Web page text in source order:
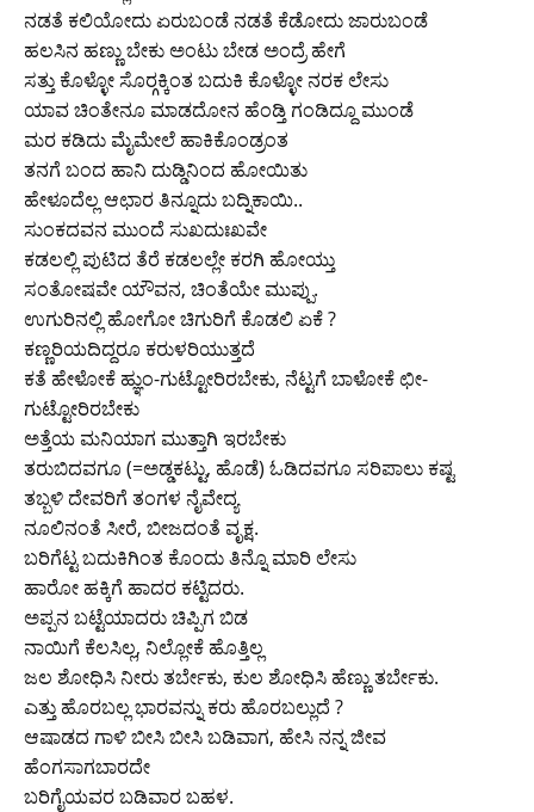
ನಡತೆ ಕಲಿಯೋದು ಏರುಬಂಡೆ ನಡತೆ ಕೆಡೋದು ಜಾರುಬಂಡೆ
ಹಲಸಿನ ಹಣ್ಣು ಬೇಕು ಅಂಟು ಬೇಡ ಅಂದ್ರೆ ಹೇಗೆ
ಸತ್ತು ಕೊಳ್ಳೋ ಸೊರ್‍ಗಕ್ಕಿಂತ ಬದುಕಿ ಕೊಳ್ಳೋ ನರಕ ಲೇಸು
ಯಾವ ಚಿಂತೇನೂ ಮಾಡದೋನ ಹೆಂಡ್ತಿ ಗಂಡಿದ್ದೂ ಮುಂಡೆ
ಮರ ಕಡಿದು ಮೈಮೇಲೆ ಹಾಕಿಕೊಂಡ್ರಂತ
ತನಗೆ ಬಂದ ಹಾನಿ ದುಡ್ಡಿನಿಂದ ಹೋಯಿತು
ಹೇಳೂದೆಲ್ಲ ಆಛಾರ ತಿನ್ನೂದು ಬದ್ನಿಕಾಯಿ..
ಸುಂಕದವನ ಮುಂದೆ ಸುಖದುಃಖವೇ
ಕಡಲಲ್ಲಿ ಪುಟಿದ ತೆರೆ ಕಡಲಲ್ಲೇ ಕರಗಿ ಹೋಯ್ತು
ಸಂತೋಷವೇ ಯೌವನ, ಚಿಂತೆಯೇ ಮುಪ್ಪು.
ಉಗುರಿನಲ್ಲಿ ಹೋಗೋ ಚಿಗುರಿಗೆ ಕೊಡಲಿ ಏಕೆ ?
ಕಣ್ಣರಿಯದಿದ್ದರೂ ಕರುಳರಿಯುತ್ತದೆ
ಕತೆ ಹೇಳೋಕೆ ಹ್ಞುಂ-ಗುಟ್ಟೋರಿರಬೇಕು, ನೆಟ್ಟಗೆ ಬಾಳೋಕೆ ಛೀ-
ಗುಟ್ಟೋರಿರಬೇಕು
ಅತ್ತೆಯ ಮನಿಯಾಗ ಮುತ್ತಾಗಿ ಇರಬೇಕು
ತರುಬಿದವಗೂ (=ಅಡ್ಡಕಟ್ಟು, ಹೊಡೆ) ಓಡಿದವಗೂ ಸರಿಪಾಲು ಕಷ್ಟ
ತಬ್ಬಳಿ ದೇವರಿಗೆ ತಂಗಳ ನೈವೇದ್ಯ
ನೂಲಿನಂತೆ ಸೀರೆ, ಬೀಜದಂತೆ ವೃಕ್ಷ.
ಬರಿಗೆಟ್ಟ ಬದುಕಿಗಿಂತ ಕೊಂದು ತಿನ್ನೊ ಮಾರಿ ಲೇಸು
ಹಾರೋ ಹಕ್ಕಿಗೆ ಹಾದರ ಕಟ್ಟಿದರು.
ಅಪ್ಪನ ಬಟ್ಟೆಯಾದರು ಚಿಪ್ಪಿಗ ಬಿಡ
ನಾಯಿಗೆ ಕೆಲಸಿಲ್ಲ, ನಿಲ್ಲೋಕೆ ಹೊತ್ತಿಲ್ಲ
ಜಲ ಶೋಧಿಸಿ ನೀರು ತರ್ಬೇಕು, ಕುಲ ಶೋಧಿಸಿ ಹೆಣ್ಣು ತರ್ಬೇಕು.
ಎತ್ತು ಹೊರಬಲ್ಲ ಭಾರವನ್ನು ಕರು ಹೊರಬಲ್ಲುದೆ ?
ಆಷಾಡದ ಗಾಳಿ ಬೀಸಿ ಬೀಸಿ ಬಡಿವಾಗ, ಹೇಸಿ ನನ್ನ ಜೀವ
ಹೆಂಗಸಾಗಬಾರದೇ
ಬರಿಗೈಯವರ ಬಡಿವಾರ ಬಹಳ.